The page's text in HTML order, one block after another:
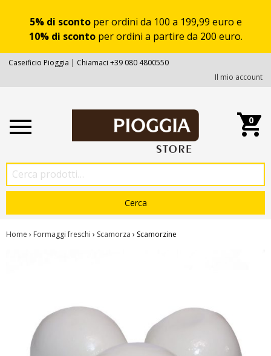
5% di scontoper ordini da 100 a 199,99 euro e
10% di scontoper ordini a partire da 200 euro.
Caseificio Pioggia | Chiamaci +39 080 4800550
Il mio account
0
Home › Formaggi freschi › Scamorza › Scamorzine